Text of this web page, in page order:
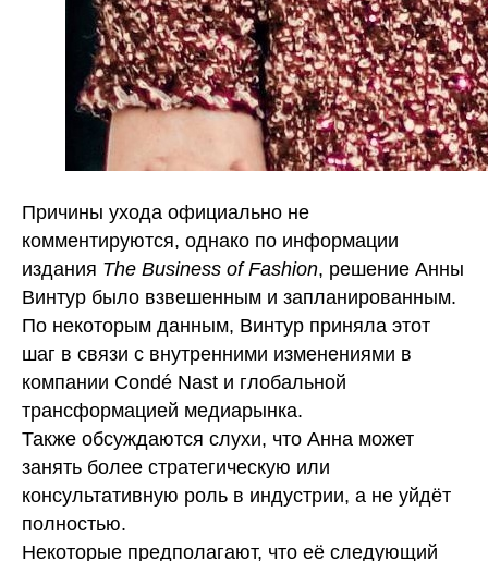
Причины ухода официально не
комментируются, однако по информации
издания The Business of Fashion, решение Анны
Винтур было взвешенным и запланированным.
По некоторым данным, Винтур приняла этот
шаг в связи с внутренними изменениями в
компании Condé Nast и глобальной
трансформацией медиарынка.
Также обсуждаются слухи, что Анна может
занять более стратегическую или
консультативную роль в индустрии, а не уйдёт
полностью.
Некоторые предполагают, что её следующий